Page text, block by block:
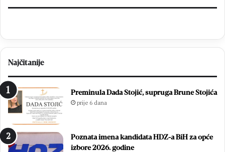
e
e
i
Najčitanije
Preminula Dada Stojić, supruga Brune Stojića
prije 6 dana
Poznata imena kandidata HDZ-a BiH za opće
izbore 2026. godine